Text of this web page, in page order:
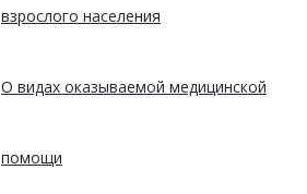
взрослого населения
О видах оказываемой медицинской
помощи